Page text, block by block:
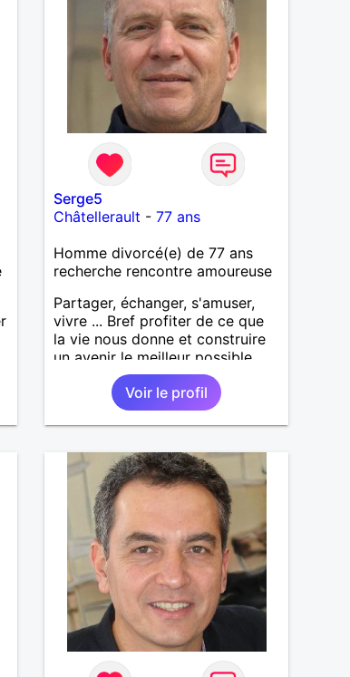
Serge5
Châtellerault -77 ans
Homme divorcé(e) de 77 ans
recherche rencontre amoureuse
Partager, échanger, s'amuser,
vivre ... Bref profiter de ce que
la vie nous donne et construire
un avenir le meilleur possible.
Que chaque jour soit aussi beau
que le premier. Au plaisir de
Voir le profil